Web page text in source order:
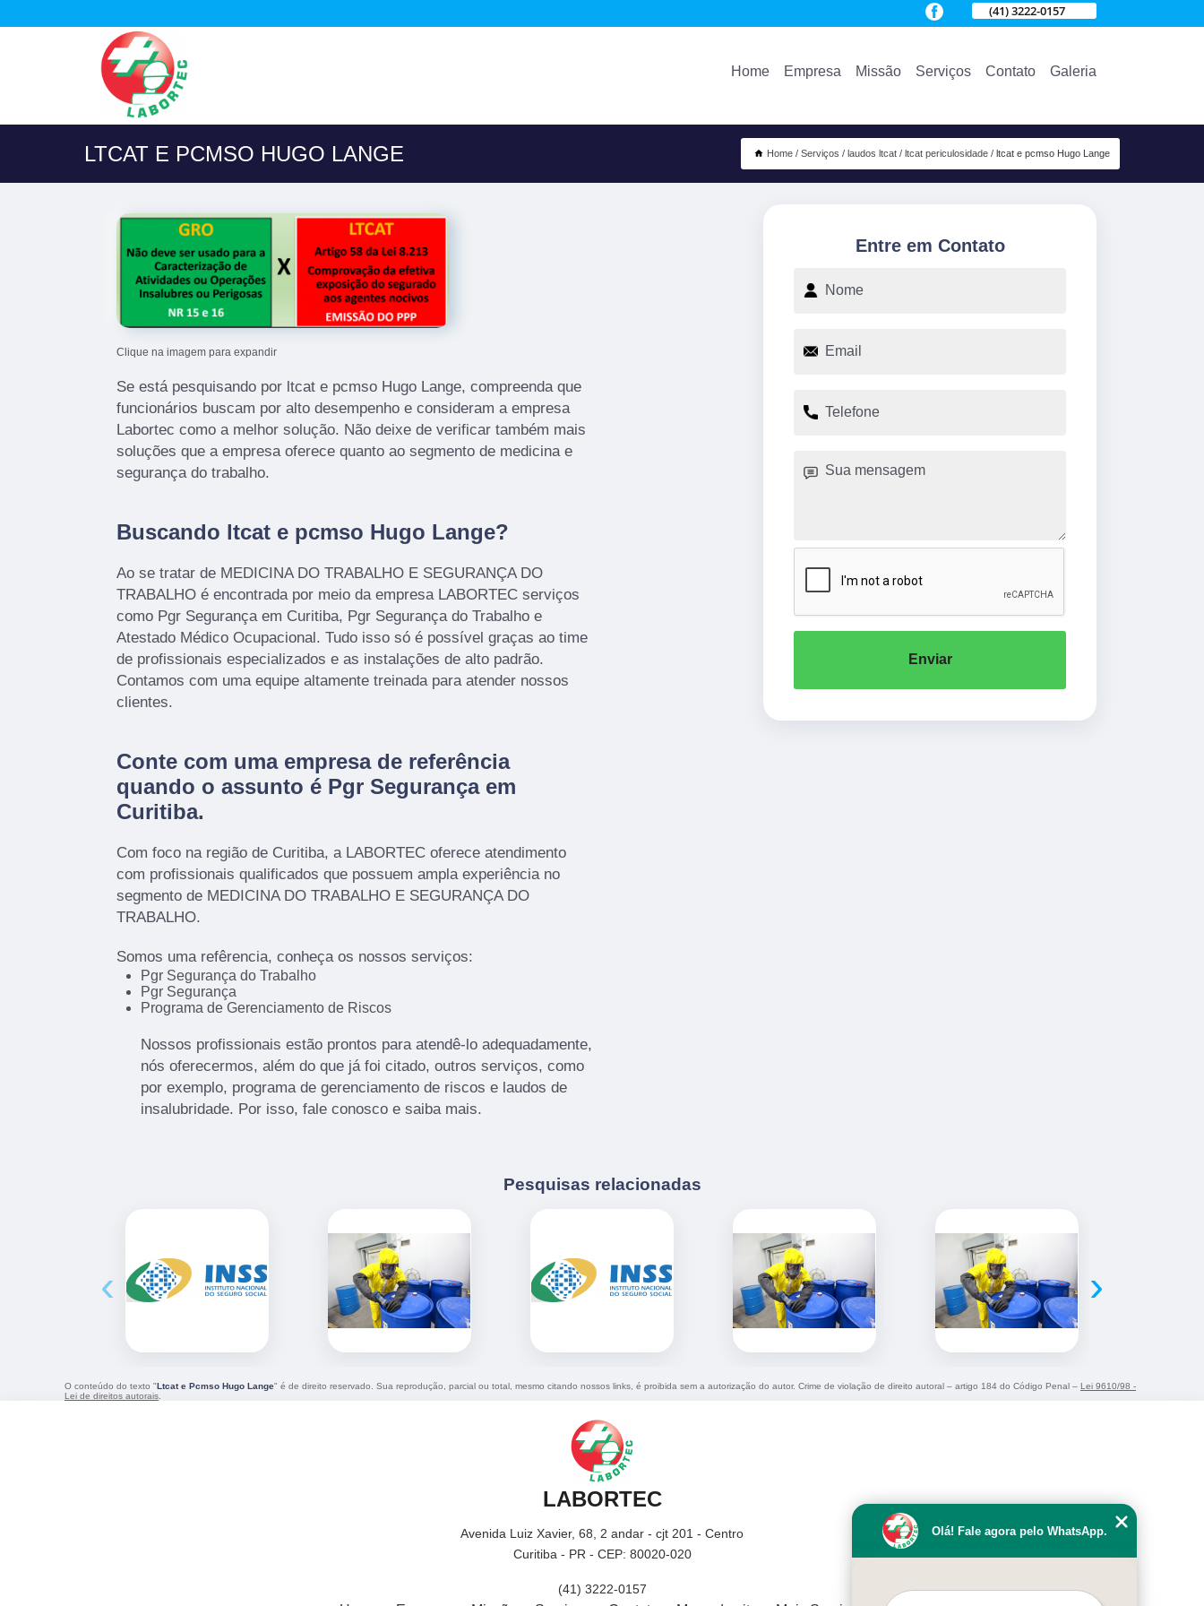
(41) 3222-0157
Home Empresa Missão Serviços Contato Galeria
LTCAT E PCMSO HUGO LANGE Home Serviços laudos ltcat ltcat periculosidade ltcat e pcmso Hugo Lange
Clique na imagem para expandir
Se está pesquisando por ltcat e pcmso Hugo Lange, compreenda que
funcionários buscam por alto desempenho e consideram a empresa
Labortec como a melhor solução. Não deixe de verificar também mais
soluções que a empresa oferece quanto ao segmento de medicina e
segurança do trabalho.
Buscando ltcat e pcmso Hugo Lange?
Ao se tratar de MEDICINA DO TRABALHO E SEGURANÇA DO
TRABALHO é encontrada por meio da empresa LABORTEC serviços
como Pgr Segurança em Curitiba, Pgr Segurança do Trabalho e
Atestado Médico Ocupacional. Tudo isso só é possível graças ao time
de profissionais especializados e as instalações de alto padrão.
Contamos com uma equipe altamente treinada para atender nossos
clientes.
Conte com uma empresa de referência
quando o assunto é Pgr Segurança em
Curitiba.
Com foco na região de Curitiba, a LABORTEC oferece atendimento
com profissionais qualificados que possuem ampla experiência no
segmento de MEDICINA DO TRABALHO E SEGURANÇA DO
TRABALHO.
Somos uma refêrencia, conheça os nossos serviços:
Pgr Segurança do Trabalho
Pgr Segurança
Programa de Gerenciamento de Riscos
Nossos profissionais estão prontos para atendê-lo adequadamente,
nós oferecermos, além do que já foi citado, outros serviços, como
por exemplo, programa de gerenciamento de riscos e laudos de
insalubridade. Por isso, fale conosco e saiba mais.
Entre em Contato
Enviar
Pesquisas relacionadas
‹ ›
O conteúdo do texto "Ltcat e Pcmso Hugo Lange" é de direito reservado. Sua reprodução, parcial ou total, mesmo citando nossos links, é proibida sem a autorização do autor. Crime de violação de direito autoral – artigo 184 do Código Penal – Lei 9610/98 -
Lei de direitos autorais
LABORTEC
Avenida Luiz Xavier, 68, 2 andar - cjt 201 - Centro
Curitiba - PR - CEP: 80020-020
(41) 3222-0157
Olá! Fale agora pelo WhatsApp.